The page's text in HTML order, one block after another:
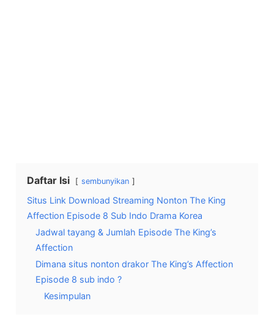
Daftar Isi sembunyikan
Situs Link Download Streaming Nonton The King
Affection Episode 8 Sub Indo Drama Korea
Jadwal tayang & Jumlah Episode The King’s
Affection
Dimana situs nonton drakor The King’s Affection
Episode 8 sub indo ?
Kesimpulan